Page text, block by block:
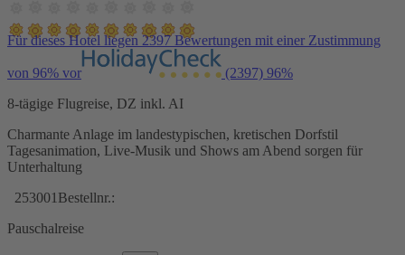
Für dieses Hotel liegen 2397 Bewertungen mit einer Zustimmung
von 96% vor (2397) 96%
8-tägige Flugreise, DZ inkl. AI
Charmante Anlage im landestypischen, kretischen Dorfstil
Tagesanimation, Live-Musik und Shows am Abend sorgen für
Unterhaltung
253001 Bestellnr.:
Pauschalreise